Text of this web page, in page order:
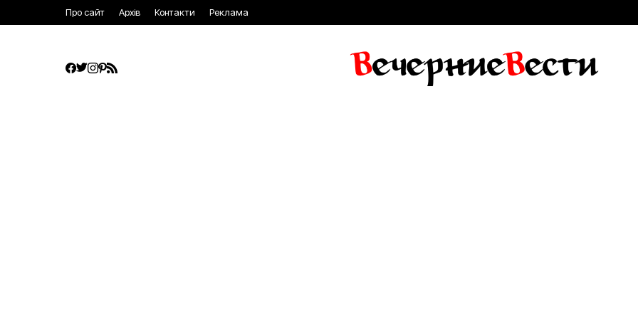
Про сайт Архів Контакти Реклама